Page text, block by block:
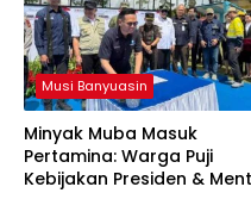
Musi Banyuasin
Minyak Muba Masuk
Pertamina: Warga Puji
Kebijakan Presiden &